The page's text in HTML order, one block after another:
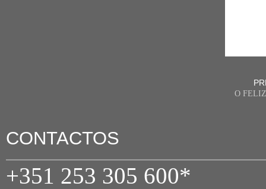
O
CONTACTOS
+351 253 305 600*